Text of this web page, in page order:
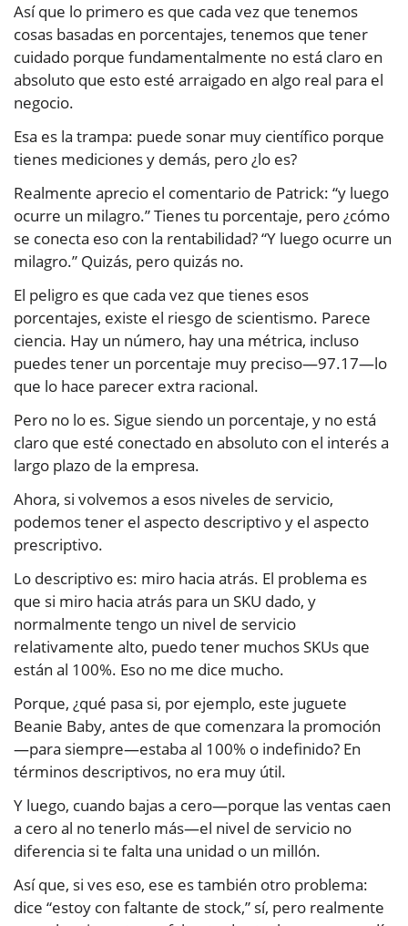
Así que lo primero es que cada vez que tenemos
cosas basadas en porcentajes, tenemos que tener
cuidado porque fundamentalmente no está claro en
absoluto que esto esté arraigado en algo real para el
negocio.
Esa es la trampa: puede sonar muy científico porque
tienes mediciones y demás, pero ¿lo es?
Realmente aprecio el comentario de Patrick: “y luego
ocurre un milagro.” Tienes tu porcentaje, pero ¿cómo
se conecta eso con la rentabilidad? “Y luego ocurre un
milagro.” Quizás, pero quizás no.
El peligro es que cada vez que tienes esos
porcentajes, existe el riesgo de scientismo. Parece
ciencia. Hay un número, hay una métrica, incluso
puedes tener un porcentaje muy preciso—97.17—lo
que lo hace parecer extra racional.
Pero no lo es. Sigue siendo un porcentaje, y no está
claro que esté conectado en absoluto con el interés a
largo plazo de la empresa.
Ahora, si volvemos a esos niveles de servicio,
podemos tener el aspecto descriptivo y el aspecto
prescriptivo.
Lo descriptivo es: miro hacia atrás. El problema es
que si miro hacia atrás para un SKU dado, y
normalmente tengo un nivel de servicio
relativamente alto, puedo tener muchos SKUs que
están al 100%. Eso no me dice mucho.
Porque, ¿qué pasa si, por ejemplo, este juguete
Beanie Baby, antes de que comenzara la promoción
—para siempre—estaba al 100% o indefinido? En
términos descriptivos, no era muy útil.
Y luego, cuando bajas a cero—porque las ventas caen
a cero al no tenerlo más—el nivel de servicio no
diferencia si te falta una unidad o un millón.
Así que, si ves eso, ese es también otro problema:
dice “estoy con faltante de stock,” sí, pero realmente